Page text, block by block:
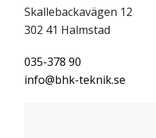
Skallebackavägen 12
302 41 Halmstad
035-378 90
info@bhk-teknik.se